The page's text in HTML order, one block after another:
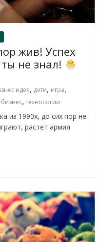
жив! Успех
не знал!
идея, дети, игра,
,технологии
из 1990х, до сих пор не
растет армия